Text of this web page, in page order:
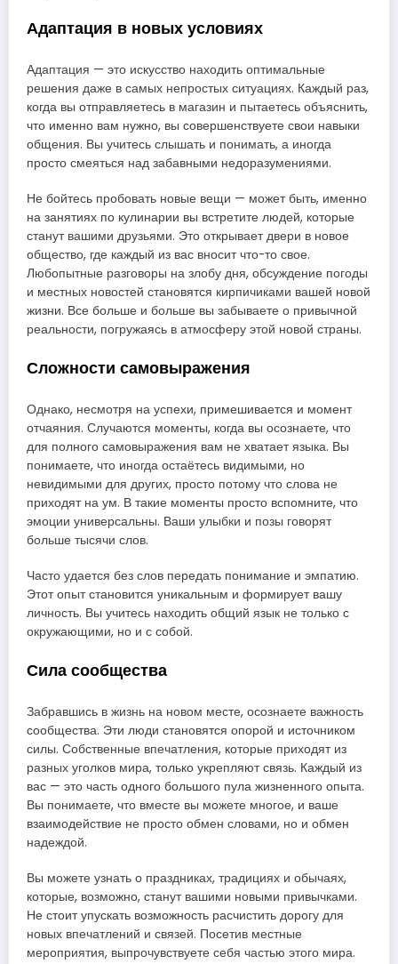
Адаптация в новых условиях
Адаптация — это искусство находить оптимальные
решения даже в самых непростых ситуациях. Каждый раз,
когда вы отправляетесь в магазин и пытаетесь объяснить,
что именно вам нужно, вы совершенствуете свои навыки
общения. Вы учитесь слышать и понимать, а иногда
просто смеяться над забавными недоразумениями.
Не бойтесь пробовать новые вещи — может быть, именно
на занятиях по кулинарии вы встретите людей, которые
станут вашими друзьями. Это открывает двери в новое
общество, где каждый из вас вносит что-то свое.
Любопытные разговоры на злобу дня, обсуждение погоды
и местных новостей становятся кирпичиками вашей новой
жизни. Все больше и больше вы забываете о привычной
реальности, погружаясь в атмосферу этой новой страны.
Сложности самовыражения
Однако, несмотря на успехи, примешивается и момент
отчаяния. Случаются моменты, когда вы осознаете, что
для полного самовыражения вам не хватает языка. Вы
понимаете, что иногда остаётесь видимыми, но
невидимыми для других, просто потому что слова не
приходят на ум. В такие моменты просто вспомните, что
эмоции универсальны. Ваши улыбки и позы говорят
больше тысячи слов.
Часто удается без слов передать понимание и эмпатию.
Этот опыт становится уникальным и формирует вашу
личность. Вы учитесь находить общий язык не только с
окружающими, но и с собой.
Сила сообщества
Забравшись в жизнь на новом месте, осознаете важность
сообщества. Эти люди становятся опорой и источником
силы. Собственные впечатления, которые приходят из
разных уголков мира, только укрепляют связь. Каждый из
вас — это часть одного большого пула жизненного опыта.
Вы понимаете, что вместе вы можете многое, и ваше
взаимодействие не просто обмен словами, но и обмен
надеждой.
Вы можете узнать о праздниках, традициях и обычаях,
которые, возможно, станут вашими новыми привычками.
Не стоит упускать возможность расчистить дорогу для
новых впечатлений и связей. Посетив местные
мероприятия, выпрочувствуете себя частью этого мира.